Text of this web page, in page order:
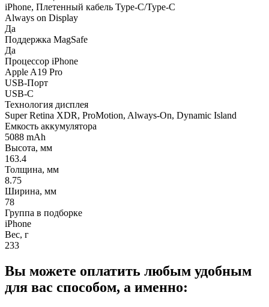
iPhone, Плетенный кабель Type-C/Type-C
Always on Display
Да
Поддержка MagSafe
Да
Процессор iPhone
Apple A19 Pro
USB-Порт
USB-C
Технология дисплея
Super Retina XDR, ProMotion, Always-On, Dynamic Island
Емкость аккумулятора
5088 mAh
Высота, мм
163.4
Толщина, мм
8.75
Ширина, мм
78
Группа в подборке
iPhone
Вес, г
233
Вы можете оплатить любым удобным
для вас способом, а именно: